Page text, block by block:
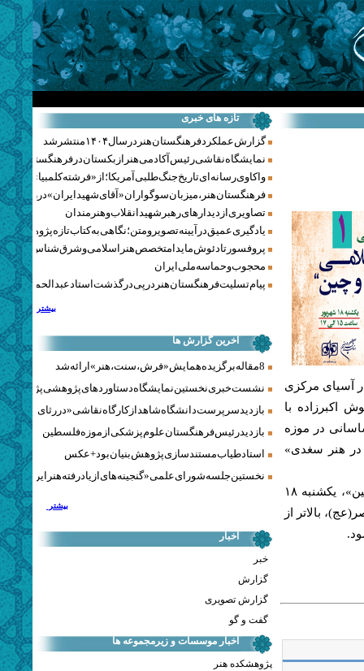
تازه های خبری
گزارش عملکرد فرهنگستان هنر در سال ۱۴۰۴ منتشر شد
نمایشگاه نقاشی رئیس آکادمی هنر ازبکستان در فرهنگستان هنر
واکاوی رسانه‌ای تاریخ جنگ‌طلبی آمریکا؛ از «فرشته کلمبیا» تا
فرهنگستان هنر، میزبان سوگواران «آقای شهید ایران» در
تصاویری از دیدارهای رهبر شهید انقلاب و هنرمندان
یادگیری عمیق در آیینه تصویر و متن؛ نگاهی به کتاب تازه پژوهشکده
پروفسور تادئوش مایدا متخصص هنر اسلامی و شرق‌شناس
محجوب و حماسه ملی ایران
پیام تسلیت فرهنگستان هنر در پی درگذشت استاد عبدالحمید
بیشتر
آخرین گزارش ها
8 مقاله برگزیده همایش «فرش، سنت، هنر» ارائه شد
نشست خبری نخستین نمایشگاه دستاوردهای پژوهشی
بازدید سرپرست دانشگاه شاهد از کارگاه نقاشی «در رثای سیمرغ
بازدید رئیس فرهنگستان علوم پزشکی از موزه فلسطین
استاد طیاب مستندسازی پژوهش‌بنیان بود + عکس
نخستین جلسه شورای علمی «گنجینه‌های ازیادرفته هنر ایران»
بیشتر
اخبار
خبر
گزارش
گزارش تصویری
گفت و گو
اخبار موسسات و زیرمجموعه ها
پژوهشکده هنر
آسیای مركزی
اكبرزاده با
در موزه
در هنر سغدی»
نخستین نشست از هم‌اندیشی «هنر ایرانی و اسلامی در آسیای مركزی و چین»، یكشنبه ۱۸
عصر(عج)، بالاتر از